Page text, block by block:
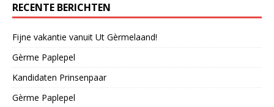
RECENTE BERICHTEN
Fijne vakantie vanuit Ut Gèrmelaand!
Gèrme Paplepel
Kandidaten Prinsenpaar
Gèrme Paplepel